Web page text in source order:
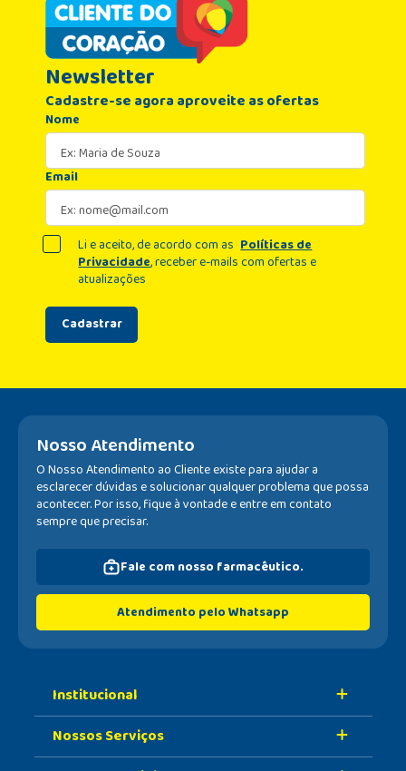
Newsletter
Cadastre-se agora aproveite as ofertas
Nome
Email
Cadastrar
Li e aceito, de acordo com as Políticas de
Privacidade, receber e-mails com ofertas e
atualizações
Nosso Atendimento
O Nosso Atendimento ao Cliente existe para ajudar a
esclarecer dúvidas e solucionar qualquer problema que possa
acontecer. Por isso, fique à vontade e entre em contato
sempre que precisar.
Fale com nosso farmacêutico.
Atendimento pelo Whatsapp
Institucional
Sobre A Nossa Drogaria
Nossos Serviços